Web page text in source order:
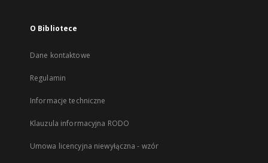
O Bibliotece
Dane kontaktowe
Regulamin
Informacje techniczne
Klauzula informacyjna RODO
Umowa licencyjna niewyłączna - wzór